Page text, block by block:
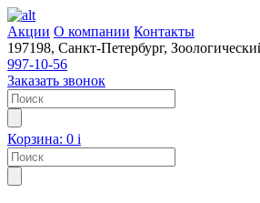
Акции О компании Контакты
197198, Санкт-Петербург,
997-10-56
Заказать звонок
Корзина: 0 i